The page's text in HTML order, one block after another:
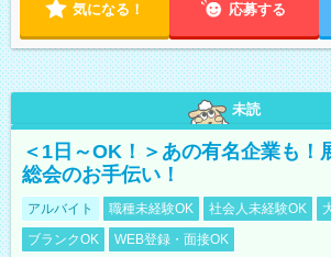
気になる！ 応募する
未読
＜1日～OK！＞あの有名企業も！
総会のお手伝い！
アルバイト 職種未経験OK 社会人未経験OK
ブランクOK
WEB登録・面接OK